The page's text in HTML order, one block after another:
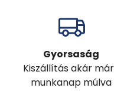
Gyorsaság
Kiszállítás akár már
munkanap múlva